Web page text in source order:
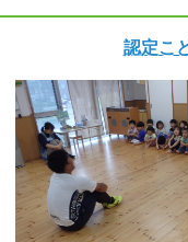
認定こ